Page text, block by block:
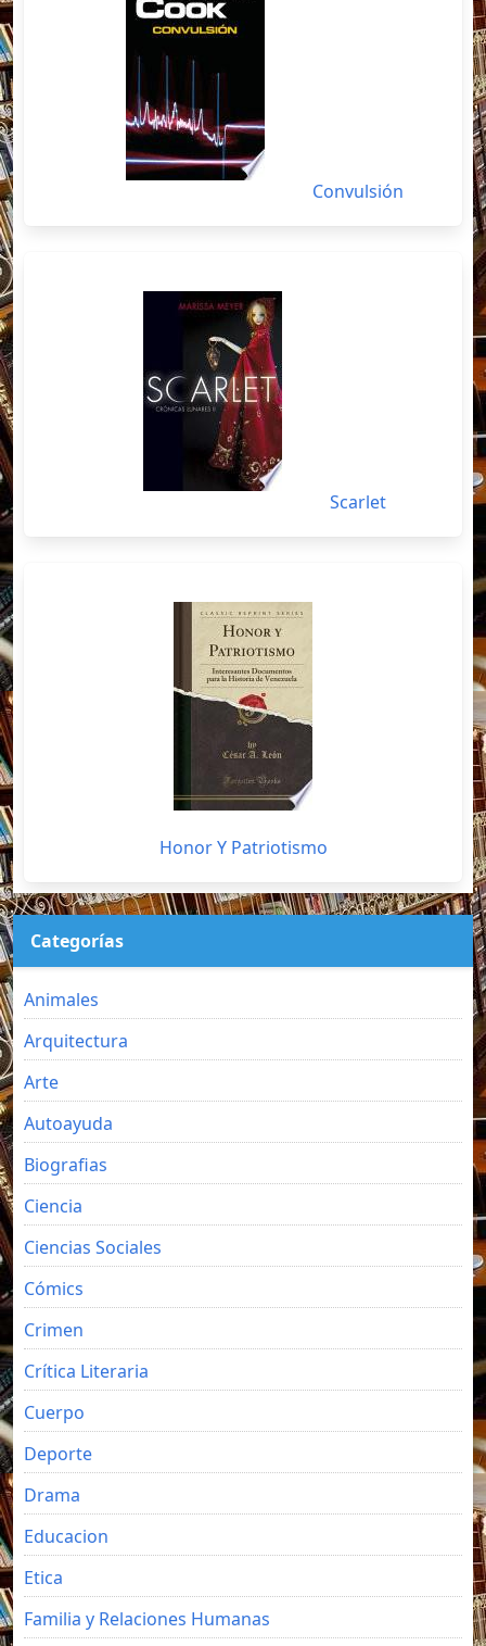
Convulsión
Scarlet
Honor Y Patriotismo
Categorías
Animales
Arquitectura
Arte
Autoayuda
Biografias
Ciencia
Ciencias Sociales
Cómics
Crimen
Crítica Literaria
Cuerpo
Deporte
Drama
Educacion
Etica
Familia y Relaciones Humanas